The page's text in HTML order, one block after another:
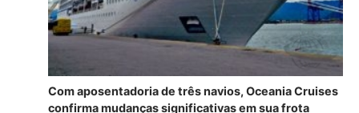
Com aposentadoria de três navios, Oceania Cruises
confirma mudanças significativas em sua frota